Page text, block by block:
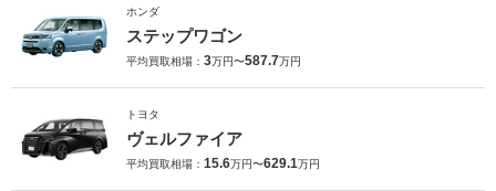
ホンダ
ステップワゴン
平均買取相場： 3万円〜587.7万円
トヨタ
ヴェルファイア
平均買取相場： 15.6万円〜629.1万円